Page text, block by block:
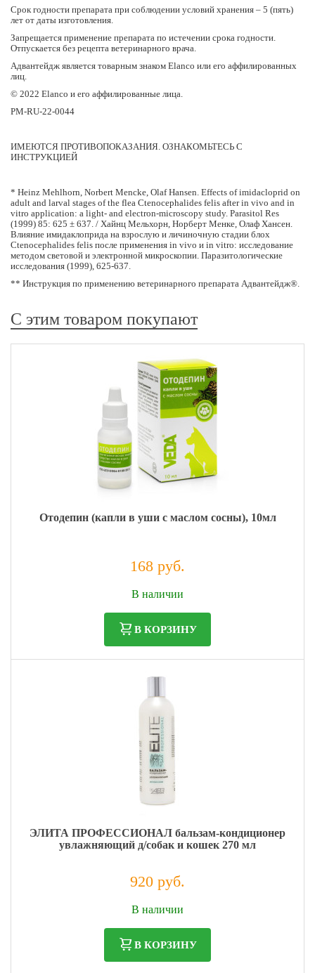
Срок годности препарата при соблюдении условий хранения – 5 (пять)
лет от даты изготовления.
Запрещается применение препарата по истечении срока годности.
Отпускается без рецепта ветеринарного врача.
Адвантейдж является товарным знаком Elanco или его аффилированных
лиц.
© 2022 Elanco и его аффилированные лица.
PM-RU-22-0044
ИМЕЮТСЯ ПРОТИВОПОКАЗАНИЯ. ОЗНАКОМЬТЕСЬ С
ИНСТРУКЦИЕЙ
* Heinz Mehlhorn, Norbert Mencke, Olaf Hansen. Effects of imidacloprid on
adult and larval stages of the flea Ctenocephalides felis after in vivo and in
vitro application: a light- and electron-microscopy study. Parasitol Res
(1999) 85: 625 ± 637. / Хайнц Мельхорн, Норберт Менке, Олаф Хансен.
Влияние имидаклоприда на взрослую и личиночную стадии блох
Ctenocephalides felis после применения in vivo и in vitro: исследование
методом световой и электронной микроскопии. Паразитологические
исследования (1999), 625-637.
** Инструкция по применению ветеринарного препарата Адвантейдж®.
С этим товаром покупают
Отодепин (капли в уши с маслом сосны), 10мл
168 руб.
В наличии
В КОРЗИНУ
ЭЛИТА ПРОФЕССИОНАЛ бальзам-кондиционер
увлажняющий д/собак и кошек 270 мл
920 руб.
В наличии
В КОРЗИНУ